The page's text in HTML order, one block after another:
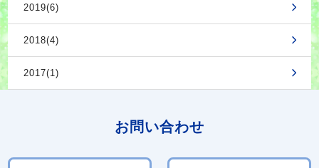
2019(6)
2018(4)
2017(1)
お問い合わせ